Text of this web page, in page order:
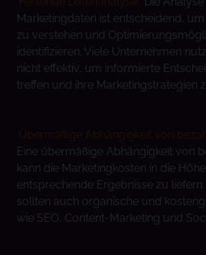
Marketingdaten ist entscheidend,
zu verstehen und
identifizieren. Viele Unternehmen
nicht effektiv, um informierte
treffen und ihre Marketingstrategien
Übermäßige Abhängigkeit von
Eine übermäßige Abhängigkeit von
kann die Marketingkosten in die
entsprechende Ergebnisse zu
sollten auch organische und
wie SEO, Content-Marketing und